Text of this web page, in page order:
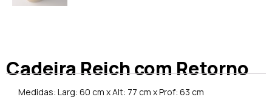
Cadeira Reich com Retorno
Medidas: Larg: 60 cm x Alt: 77 cm x Prof: 63 cm